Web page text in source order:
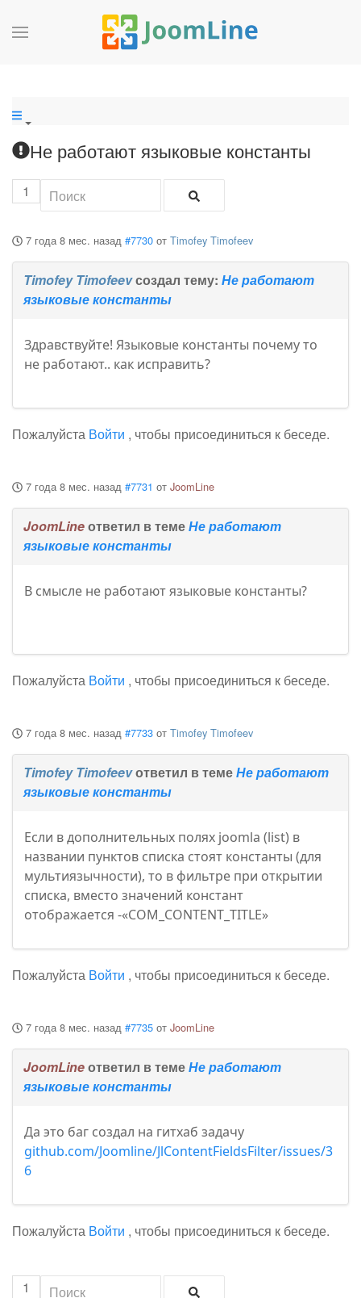
Не работают языковые константы
1
7 года 8 мес. назад #7730 от Timofey Timofeev
Timofey Timofeevсоздал тему: Не работают
языковые константы
Здравствуйте! Языковые константы почему то
не работают.. как исправить?
Пожалуйста Войти , чтобы присоединиться к беседе.
7 года 8 мес. назад #7731 от JoomLine
JoomLineответил в темеНе работают
языковые константы
В смысле не работают языковые константы?
Пожалуйста Войти , чтобы присоединиться к беседе.
7 года 8 мес. назад #7733 от Timofey Timofeev
Timofey Timofeevответил в темеНе работают
языковые константы
Если в дополнительных полях joomla (list) в
названии пунктов списка стоят константы (для
мультиязычности), то в фильтре при открытии
списка, вместо значений констант
отображается -«COM_CONTENT_TITLE»
Пожалуйста Войти , чтобы присоединиться к беседе.
7 года 8 мес. назад #7735 от JoomLine
JoomLineответил в темеНе работают
языковые константы
Да это баг создал на гитхаб задачу
github.com/Joomline/JlContentFieldsFilter/issues/3
6
Пожалуйста Войти , чтобы присоединиться к беседе.
1